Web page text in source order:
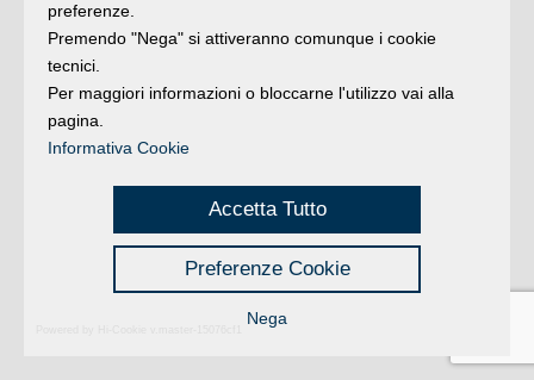
preferenze.
Premendo "Nega" si attiveranno comunque i cookie
tecnici.
Per maggiori informazioni o bloccarne l'utilizzo vai alla
pagina.
Informativa Cookie
Accetta Tutto
Preferenze Cookie
Nega